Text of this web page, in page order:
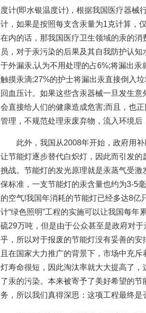
度计(即水银温度计)，根据我国医疗器械
计，如果是按照每支含汞量为1克计算，
在内的话，那我国医疗卫生领域的汞的
员，对于汞污染的后果及其自我防护认
于外漏汞,认为不用处理的占6%;将漏出
触摸汞滴;27%的护士将漏出汞直接倒入
回血压计。如果这些含汞器械一旦发生
会直接给人们的健康造成危害;而且，也
管理，不规范处理汞废弃物，流入环境后
此外，我国从2008年开始，政府用
让节能灯逐步替代白炽灯，因此而引发
挑战。节能灯的发光原理就是汞蒸气受
保标准，一支节能灯的汞含量也约为3-5
的空气!我国年消耗的节能灯已经多达8亿
计“绿色照明”工程的实施可以让我国每
硫29万吨，但是由于公众甚至是政府对
乎，所以对于报废的节能灯没有妥善的
且在国家大力推广的背景下，市场中充
灯寿命很短，因此淘汰率就大大提高了
了汞的污染。本来被寄予了美好希望的节
务，所以我们真得深思：这项工程最终是